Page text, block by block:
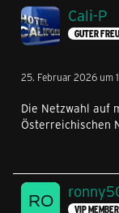
Cali-P
GUTER
25. Februar 2026 um
Die Netzwahl auf
Österreichischen
VIP MEMBER